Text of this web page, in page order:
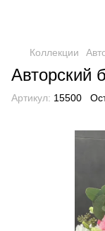
Коллекции
Авторский
Артикул: 15500